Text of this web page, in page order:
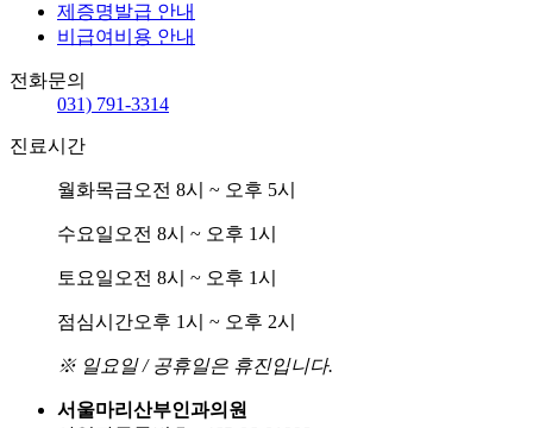
제증명발급 안내
비급여비용 안내
전화문의
031) 791-3314
진료시간
월화목금오전 8시 ~ 오후 5시
수요일 오전 8시 ~ 오후 1시
토요일 오전 8시 ~ 오후 1시
점심시간오후 1시 ~ 오후 2시
※ 일요일 / 공휴일은 휴진입니다.
서울마리산부인과의원